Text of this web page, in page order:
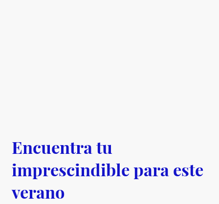
Encuentra tu
imprescindible para este
verano